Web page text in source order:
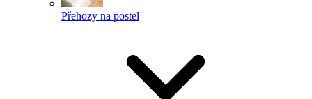
Přehozy na postel